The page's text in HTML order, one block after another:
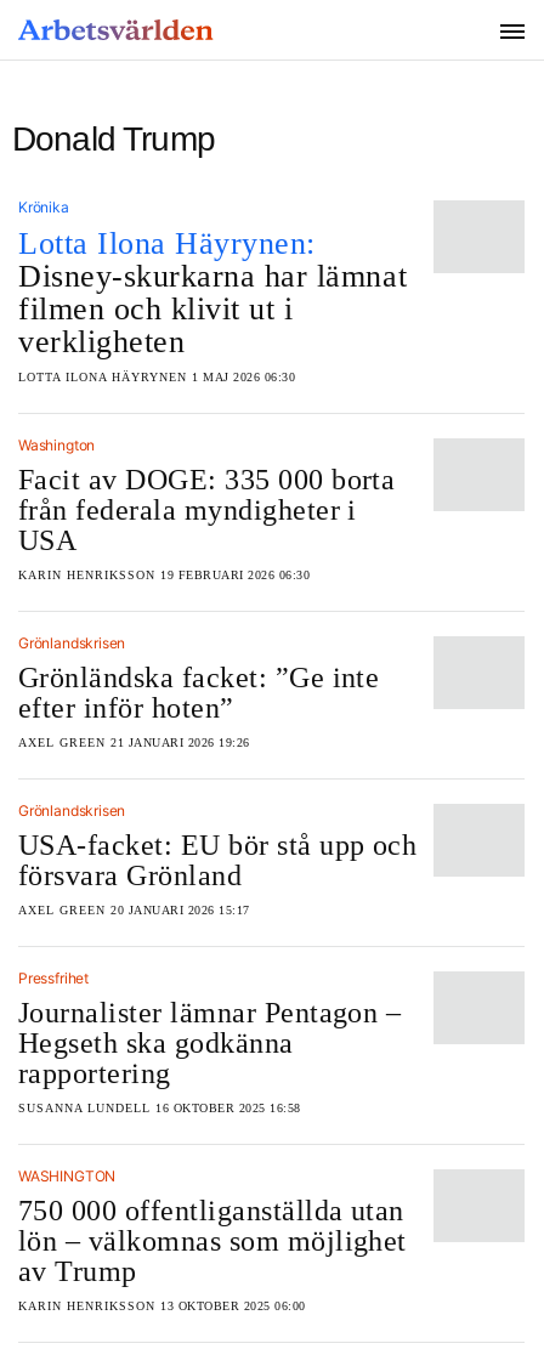
Donald Trump
Krönika
Lotta Ilona Häyrynen:
Disney-skurkarna har lämnat
filmen och klivit ut i
verkligheten
LOTTA ILONA HÄYRYNEN 1 MAJ 2026 06:30
Washington
Facit av DOGE: 335 000 borta
från federala myndigheter i
USA
KARIN HENRIKSSON 19 FEBRUARI 2026 06:30
Grönlandskrisen
Grönländska facket: ”Ge inte
efter inför hoten”
AXEL GREEN 21 JANUARI 2026 19:26
Grönlandskrisen
USA-facket: EU bör stå upp och
försvara Grönland
AXEL GREEN 20 JANUARI 2026 15:17
Pressfrihet
Journalister lämnar Pentagon –
Hegseth ska godkänna
rapportering
SUSANNA LUNDELL 16 OKTOBER 2025 16:58
WASHINGTON
750 000 offentliganställda utan
lön – välkomnas som möjlighet
av Trump
KARIN HENRIKSSON 13 OKTOBER 2025 06:00